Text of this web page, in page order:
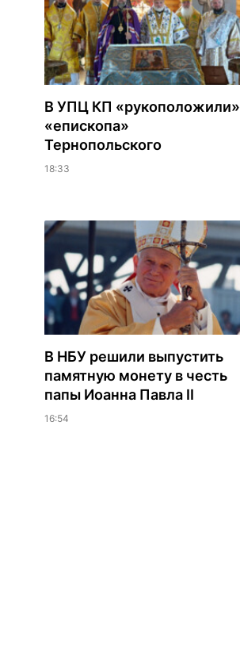
В УПЦ КП «рукоположили»
«епископа»
Тернопольского
18:33
В НБУ решили выпустить
памятную монету в честь
папы Иоанна Павла II
16:54